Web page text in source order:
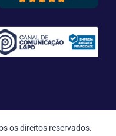
os direitos reservados.